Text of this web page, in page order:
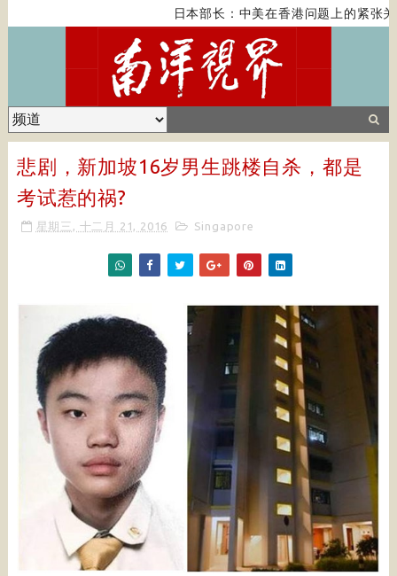
日本部长：中美在香港问题上的紧张关
悲剧，新加坡16岁男生跳楼自杀，都是
考试惹的祸?
星期三, 十二月 21, 2016 Singapore